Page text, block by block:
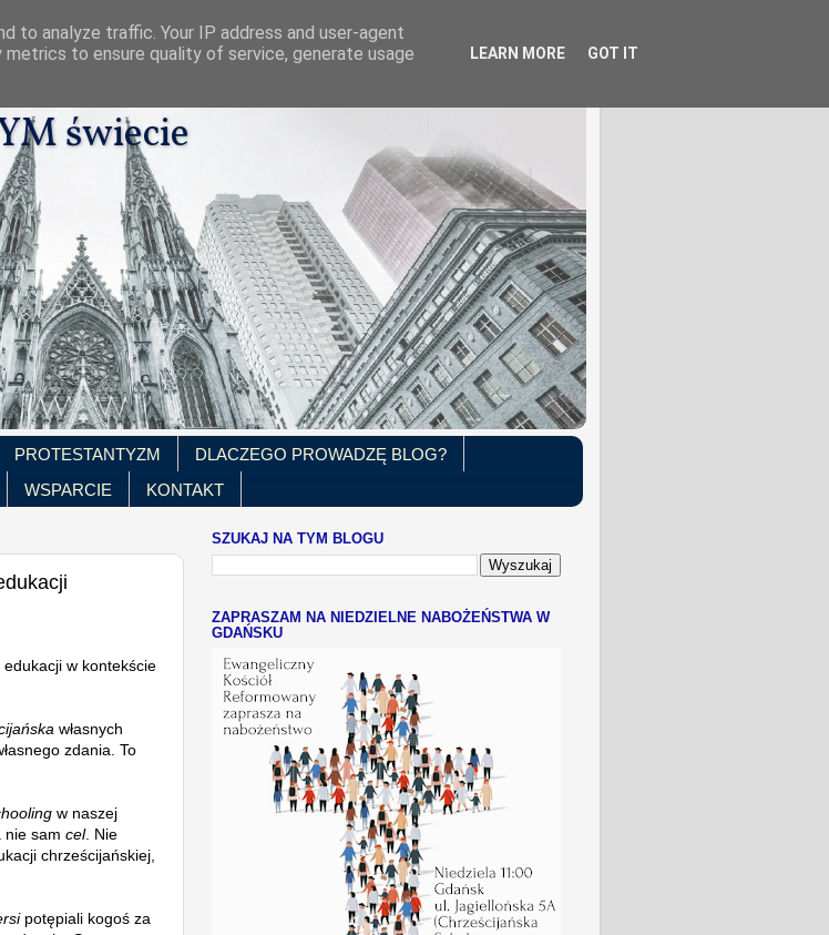
świecie
PROTESTANTYZM
DLACZEGO PROWADZĘ BLOG?
WSPARCIE KONTAKT
w kontekście
własnych
zdania. To
w naszej
sam cel. Nie
chrześcijańskiej,
potępiali kogoś za
SZUKAJ NA TYM BLOGU
ZAPRASZAM NA NIEDZIELNE NABOŻEŃSTWA W
GDAŃSKU
to analyze traffic. Your IP address and user-agent
to ensure quality of service, generate usage
LEARN MORE GOT IT